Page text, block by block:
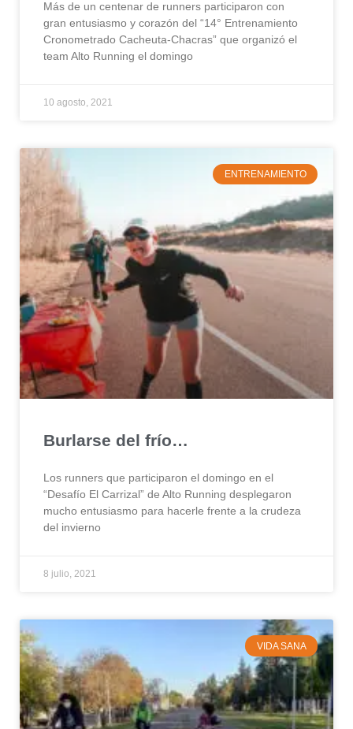
Más de un centenar de runners participaron con
gran entusiasmo y corazón del “14° Entrenamiento
Cronometrado Cacheuta-Chacras” que organizó el
team Alto Running el domingo
10 agosto, 2021
ENTRENAMIENTO
Burlarse del frío…
Los runners que participaron el domingo en el
“Desafío El Carrizal” de Alto Running desplegaron
mucho entusiasmo para hacerle frente a la crudeza
del invierno
8 julio, 2021
VIDA SANA